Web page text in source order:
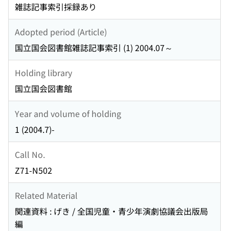
雑誌記事索引採録あり
Adopted period (Article)
国立国会図書館雑誌記事索引 (1) 2004.07～
Holding library
国立国会図書館
Year and volume of holding
1 (2004.7)-
Call No.
Z71-N502
Related Material
関連資料 : げき / 全国児童・青少年演劇協議会出版局
編